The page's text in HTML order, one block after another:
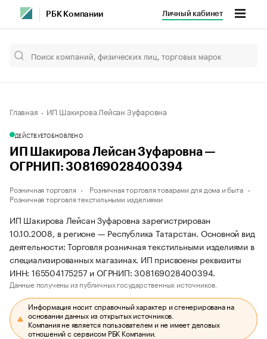
РБК Компании Личный кабинет
Главная ИП Шакирова Лейсан Зуфаровна
ДЕЙСТВУЕТОБНОВЛЕНО
ИП Шакирова Лейсан Зуфаровна —
ОГРНИП: 308169028400394
Розничная торговля
Розничная торговля товарами для дома и быта
Розничная торговля текстильными изделиями
ИП Шакирова Лейсан Зуфаровна зарегистрирован
10.10.2008, в регионе — Республика Татарстан. Основной вид
деятельности: Торговля розничная текстильными изделиями в
специализированных магазинах. ИП присвоены реквизиты
ИНН: 165504175257 и ОГРНИП: 308169028400394.
Данные получены из публичных государственных источников.
Информация носит справочный характер и сгенерирована на
основании данных из открытых источников.
Компания не является пользователем и не имеет деловых
отношений с сервисом РБК Компании.